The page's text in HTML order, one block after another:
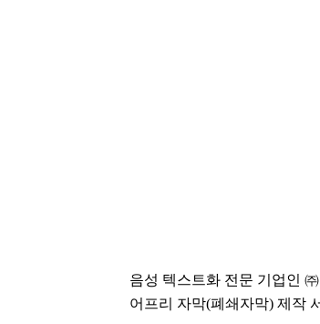
음성 텍스트화 전문 기업인
어프리 자막(폐쇄자막) 제작